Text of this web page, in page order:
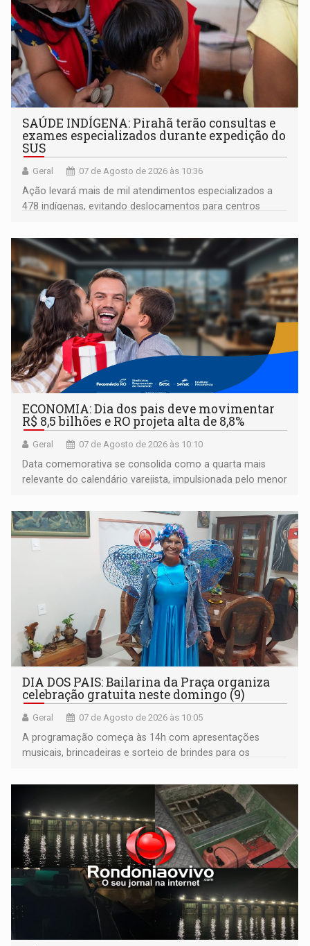
SAÚDE INDÍGENA: Pirahã terão consultas e
exames especializados durante expedição do
SUS
Geral 07 de Agosto de 2026 às 10:36
Ação levará mais de mil atendimentos especializados a
478 indígenas, evitando deslocamentos para centros
ECONOMIA: Dia dos pais deve movimentar
R$ 8,5 bilhões e RO projeta alta de 8,8%
Geral 07 de Agosto de 2026 às 10:10
Data comemorativa se consolida como a quarta mais
relevante do calendário varejista, impulsionada pelo menor
média do trabalhador
DIA DOS PAIS: Bailarina da Praça organiza
celebração gratuita neste domingo (9)
Geral 07 de Agosto de 2026 às 10:05
A programação começa às 14h com apresentações
musicais, brincadeiras e sorteio de brindes para os
bolo e canto de parabéns dedicado aos pais